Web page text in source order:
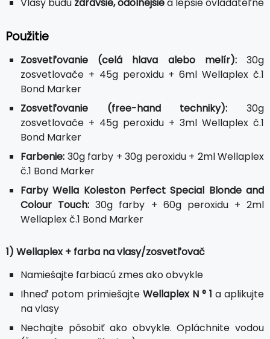
Použitie
Zosvetľovanie (celá hlava alebo melír):30g
zosvetlovače + 45g peroxidu + 6ml Wellaplex č.1
Bond Marker
Zosvetľovanie (free-hand techniky): 30g
zosvetlovače + 45g peroxidu + 3ml Wellaplex č.1
Bond Marker
Farbenie: 30g farby + 30g peroxidu + 2ml Wellaplex
č.1 Bond Marker
Farby Wella Koleston Perfect Special Blonde and
Colour Touch: 30g farby + 60g peroxidu + 2ml
Wellaplex č.1 Bond Marker
1) Wellaplex + farba na vlasy/zosvetľovač
Namiešajte farbiacú zmes ako obvykle
Ihneď potom primiešajte Wellaplex N ° 1 a aplikujte
na vlasy
Nechajte pôsobiť ako obvykle. Opláchnite vodou